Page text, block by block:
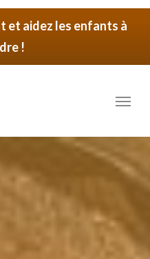
et aidez les enfants à
!
Menu